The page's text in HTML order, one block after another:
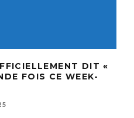
DIT «
FOIS CE WEEK-